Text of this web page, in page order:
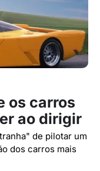
os carros
ao dirigir
de pilotar um
dos carros mais